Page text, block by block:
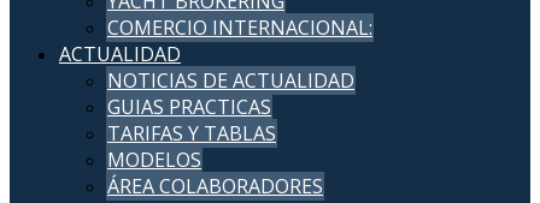
COMERCIO INTERNACIONAL:
ACTUALIDAD
NOTICIAS DE ACTUALIDAD
GUIAS PRACTICAS
TARIFAS Y TABLAS
MODELOS
ÁREA COLABORADORES